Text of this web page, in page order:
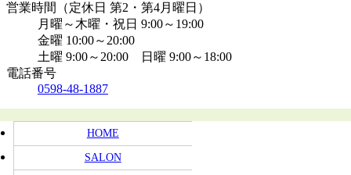
営業時間（定休日 第2・第4月曜日）
月曜～木曜・祝日 9:00～19:00
金曜 10:00～20:00
土曜 9:00～20:00 日曜 9:00～18:00
電話番号
0598-48-1887
HOME
SALON